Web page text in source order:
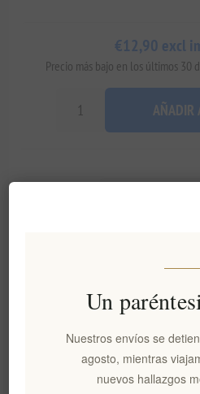
€12,90 excl
Precio más bajo en los últimos 30
AÑADIR
Fecha de
Visión general
Un
Nuestros envíos se
agosto, mientras
nuevos hallazgos